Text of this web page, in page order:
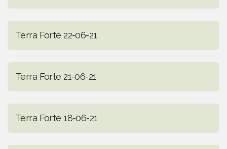
Terra Forte 22-06-21
Terra Forte 21-06-21
Terra Forte 18-06-21